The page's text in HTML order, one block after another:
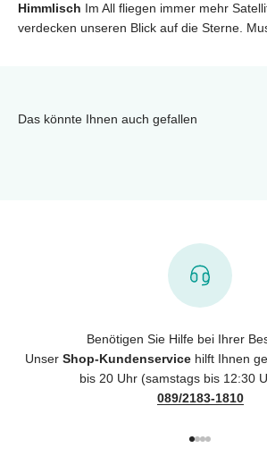
Himmlisch Im All fliegen immer mehr
verdecken unseren Blick auf die Sterne.
Das könnte Ihnen auch gefallen
Benötigen Sie Hilfe bei Ihrer
Unser Shop-Kundenservicehilft Ihnen
bis 20 Uhr (samstags bis 12:30
089/2183-1810